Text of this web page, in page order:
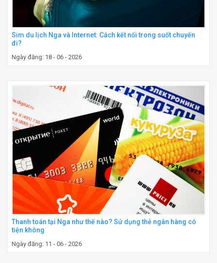
Sim du lịch Nga và Internet: Cách kết nối trong suốt chuyến
đi?
Ngày đăng: 18 - 06 - 2026
Thanh toán tại Nga như thế nào? Sử dụng thẻ ngân hàng có
tiện không
Ngày đăng: 11 - 06 - 2026